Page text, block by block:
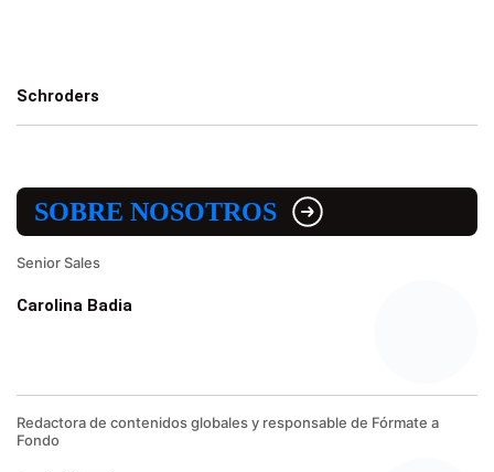
Schroders
SOBRE NOSOTROS
Senior Sales
Carolina Badia
Redactora de contenidos globales y responsable de Fórmate a
Fondo